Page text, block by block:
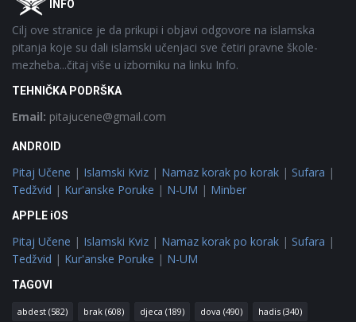
INFO
Cilj ove stranice je da prikupi i objavi odgovore na islamska
pitanja koje su dali islamski učenjaci sve četiri pravne škole-
mezheba...čitaj više u izborniku na linku Info.
TEHNIČKA PODRŠKA
Email: pitajucene@gmail.com
ANDROID
Pitaj Učene | Islamski Kviz | Namaz korak po korak | Sufara |
Tedžvid | Kur'anske Poruke | N-UM | Minber
APPLE iOS
Pitaj Učene | Islamski Kviz | Namaz korak po korak | Sufara |
Tedžvid | Kur'anske Poruke | N-UM
TAGOVI
abdest (582) brak (608) djeca (189) dova (490) hadis (340)